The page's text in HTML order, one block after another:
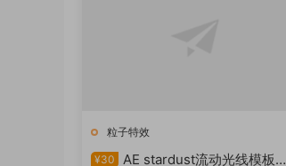
粒子特效
¥30
AE stardust流动光线模板下